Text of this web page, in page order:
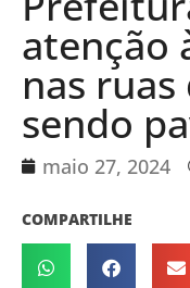
atenção
nas
sendo
maio 27, 2024
COMPARTILHE